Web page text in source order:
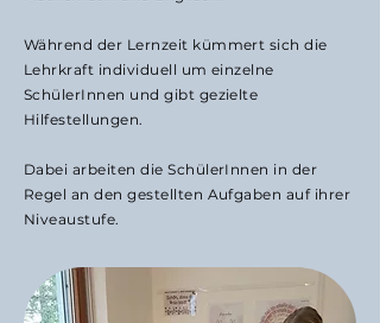
Während der Lernzeit kümmert sich die
Lehrkraft individuell um einzelne
SchülerInnen und gibt gezielte
Hilfestellungen.
Dabei arbeiten die SchülerInnen in der
Regel an den gestellten Aufgaben auf ihrer
Niveaustufe.